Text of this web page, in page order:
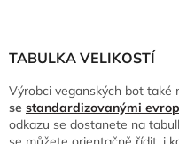
TABULKA VELIKOSTÍ
Výrobci veganských bot také
se standardizovanými
odkazu se dostanete na